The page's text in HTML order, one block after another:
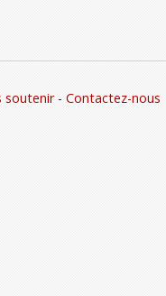
soutenir- Contactez-nous